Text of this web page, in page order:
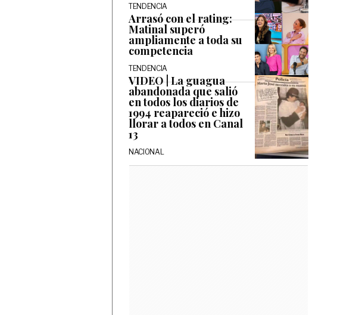
TENDENCIA
Arrasó con el rating:
Matinal superó
ampliamente a toda su
competencia
TENDENCIA
VIDEO | La guagua
abandonada que salió
en todos los diarios de
1994 reapareció e hizo
llorar a todos en Canal
13
NACIONAL